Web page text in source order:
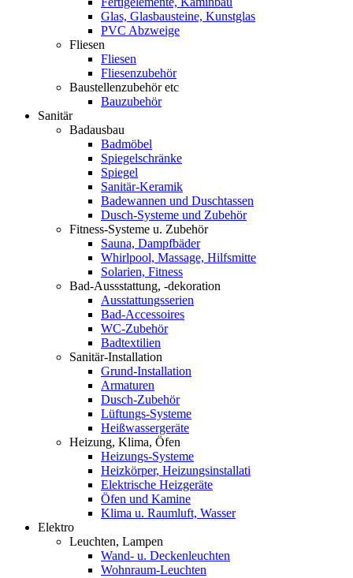
Glas, Glasbausteine, Kunstglas
PVC Abzweige
Fliesen
Fliesen
Fliesenzubehör
Baustellenzubehör etc
Bauzubehör
Sanitär
Badausbau
Badmöbel
Spiegelschränke
Spiegel
Sanitär-Keramik
Badewannen und Duschtassen
Dusch-Systeme und Zubehör
Fitness-Systeme u. Zubehör
Sauna, Dampfbäder
Whirlpool, Massage, Hilfsmitte
Solarien, Fitness
Bad-Aussstattung, -dekoration
Ausstattungsserien
Bad-Accessoires
WC-Zubehör
Badtextilien
Sanitär-Installation
Grund-Installation
Armaturen
Dusch-Zubehör
Lüftungs-Systeme
Heißwassergeräte
Heizung, Klima, Öfen
Heizungs-Systeme
Heizkörper, Heizungsinstallati
Elektrische Heizgeräte
Öfen und Kamine
Klima u. Raumluft, Wasser
Elektro
Leuchten, Lampen
Wand- u. Deckenleuchten
Wohnraum-Leuchten